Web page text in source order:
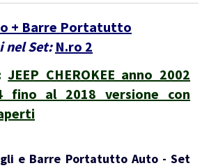
+ Barre Portatutto
nel Set: N.ro 2
JEEP CHEROKEE anno 2002
fino al 2018 versione con
e Barre Portatutto Auto - Set